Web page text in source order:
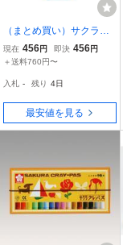
（まとめ買い）サクラク
レパス 絵の具 マット水彩
5ml 単色 パック入り きみ
現在 456円 即決 456円
＋送料760円〜
入札 - 残り 4日
最安値を見る